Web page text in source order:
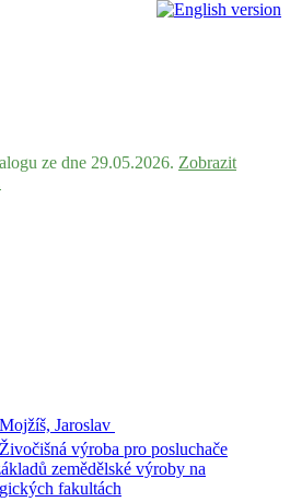
ze dne 29.05.2026. Zobrazit
Mojžíš, Jaroslav
Živočišná výroba pro posluchače
zemědělské výroby na
fakultách